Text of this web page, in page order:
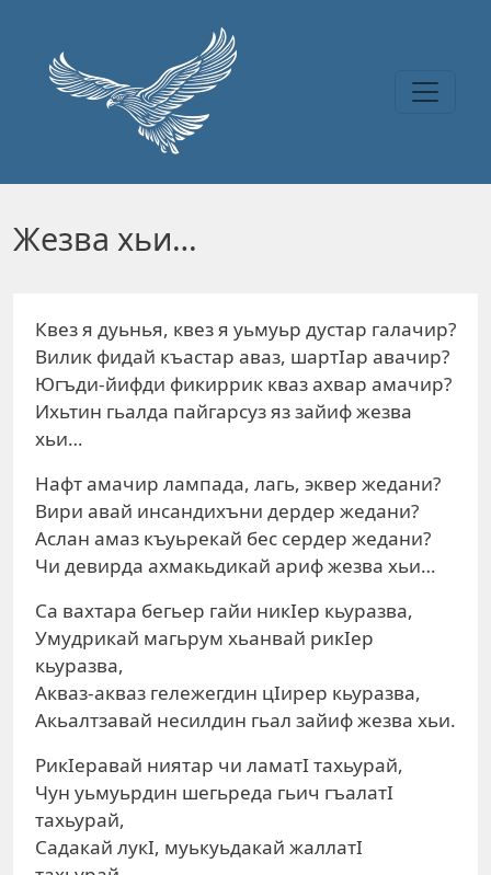
Жезва хьи…
Квез я дуьнья, квез я уьмуьр дустар галачир?
Вилик фидай къастар аваз, шартIар авачир?
Югъди-йифди фикиррик кваз ахвар амачир?
Ихьтин гьалда пайгарсуз яз зайиф жезва
хьи…
Нафт амачир лампада, лагь, эквер жедани?
Вири авай инсандихъни дердер жедани?
Аслан амаз къуьрекай бес сердер жедани?
Чи девирда ахмакьдикай ариф жезва хьи…
Са вахтара бегьер гайи никIер кьуразва,
Умудрикай магьрум хьанвай рикIер
кьуразва,
Акваз-акваз гележегдин цIирер кьуразва,
Акьалтзавай несилдин гьал зайиф жезва хьи.
РикIеравай ниятар чи ламатI тахьурай,
Чун уьмуьрдин шегьреда гьич гъалатI
тахьурай,
Садакай лукI, муькуьдакай жаллатI